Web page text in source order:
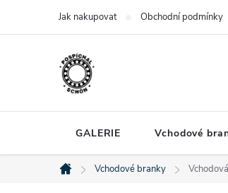
Jak nakupovat Obchodní podmínky
GALERIE Vchodové
Domů
Vchodové branky